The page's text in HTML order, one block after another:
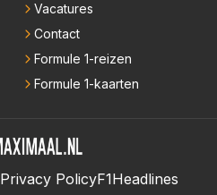
Vacatures
Contact
Formule 1-reizen
Formule 1-kaarten
Privacy PolicyF1Headlines